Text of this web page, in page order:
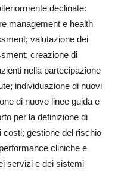
declinate:
management e health
valutazione dei
creazione di
nella partecipazione
individuazione di nuovi
di nuove linee guida e
per la definizione di
costi; gestione del rischio
cliniche e
servizi e dei sistemi